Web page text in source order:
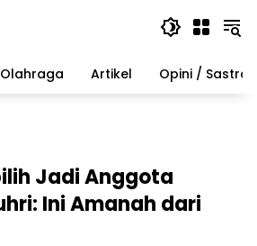
Olahraga Artikel Opini / Sastra
Jadi Anggota
Ini Amanah dari